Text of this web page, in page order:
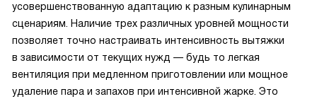
усовершенствованную адаптацию к разным кулинарным
сценариям. Наличие трех различных уровней мощности
позволяет точно настраивать интенсивность вытяжки
в зависимости от текущих нужд — будь то легкая
вентиляция при медленном приготовлении или мощное
удаление пара и запахов при интенсивной жарке. Это